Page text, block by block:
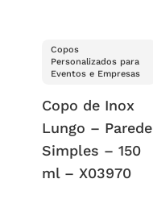
Copos
Personalizados para
Eventos e Empresas
Copo de Inox
Lungo – Parede
Simples – 150
ml – X03970